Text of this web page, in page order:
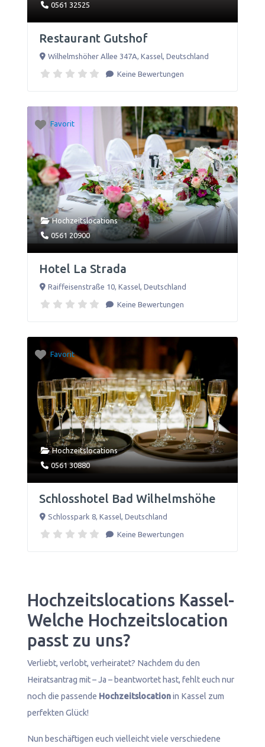
0561 32525
Restaurant Gutshof
Wilhelmshöher Allee 347A, Kassel, Deutschland
Keine Bewertungen
Favorit
Hochzeitslocations
0561 20900
Hotel La Strada
Raiffeisenstraße 10, Kassel Deutschland
Keine Bewertungen
Favorit
Hochzeitslocations
0561 30880
Schlosshotel Bad Wilhelmshöhe
Schlosspark 8, Kassel, Deutschland
Keine Bewertungen
Hochzeitslocations Kassel-
Welche Hochzeitslocation
passt zu uns?
Verliebt, verlobt, verheiratet? Nachdem du den
Heiratsantrag mit – Ja – beantwortet hast, fehlt euch nur
noch die passende Hochzeitslocationin Kassel zum
perfekten Glück!
Nun beschäftigen euch vielleicht viele verschiedene